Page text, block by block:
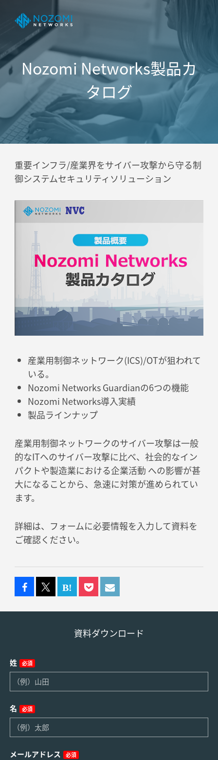
Nozomi Networks製品カ
タログ
重要インフラ/産業界をサイバー攻撃から守る制
御システムセキュリティソリューション
産業用制御ネットワーク(ICS)/OTが狙われて
いる。
Nozomi Networks Guardianの6つの機能
Nozomi Networks導入実績
製品ラインナップ
産業用制御ネットワークのサイバー攻撃は一般
的なITへのサイバー攻撃に比べ、社会的なイン
パクトや製造業における企業活動 への影響が甚
大になることから、急速に対策が進められてい
ます。
詳細は、フォームに必要情報を入力して資料を
ご確認ください。
資料ダウンロード
姓 必須
名 必須
メールアドレス 必須